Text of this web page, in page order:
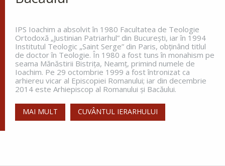
Apostolul zilei
Fraților, vă îndemn, pentru Domnul nostru Iisus
Hristos și pentru iubirea Duhului Sfânt, ca
împreună cu mine, să luptați în rugăciuni către
Dumnezeu pentru mine, ca să scap de...
Ap. Romani 15, 30-33
IPS Ioachim a absolvit în 1980 Facultatea de Teologie
Ortodoxă „Justinian Patriarhul” din Bucureşti, iar în 1994
Institutul Teologic „Saint Serge” din Paris, obţinând titlul
de doctor în Teologie. În 1980 a fost tuns în monahism pe
seama Mănăstirii Bistriţa, Neamţ, primind numele de
Ioachim. Pe 29 octombrie 1999 a fost întronizat ca
arhiereu vicar al Episcopiei Romanului; iar din decembrie
2014 este Arhiepiscop al Romanului și Bacăului.
MAI MULT CUVÂNTUL IERARHULUI